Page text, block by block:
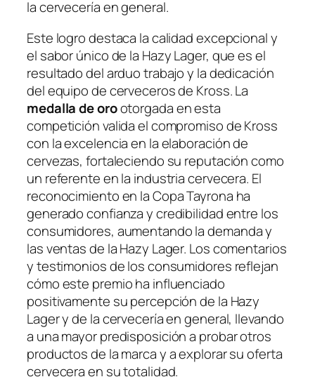
la cervecería en general.
Este logro destaca la calidad excepcional y
el sabor único de la Hazy Lager, que es el
resultado del arduo trabajo y la dedicación
del equipo de cerveceros de Kross. La
medalla de orootorgada en esta
competición valida el compromiso de Kross
con la excelencia en la elaboración de
cervezas, fortaleciendo su reputación como
un referente en la industria cervecera. El
reconocimiento en la Copa Tayrona ha
generado confianza y credibilidad entre los
consumidores, aumentando la demanda y
las ventas de la Hazy Lager. Los comentarios
y testimonios de los consumidores reflejan
cómo este premio ha influenciado
positivamente su percepción de la Hazy
Lager y de la cervecería en general, llevando
a una mayor predisposición a probar otros
productos de la marca y a explorar su oferta
cervecera en su totalidad.